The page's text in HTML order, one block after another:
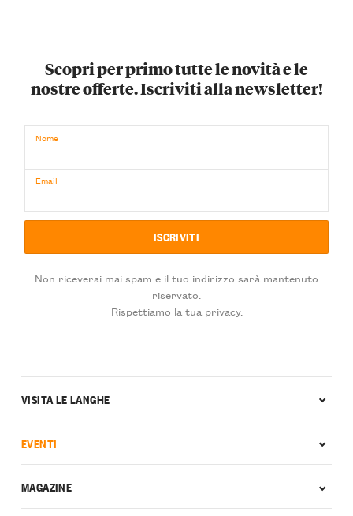
Scopri per primo tutte le novità e le
nostre offerte. Iscriviti alla newsletter!
Nome
Email
Non riceverai mai spam e il tuo indirizzo sarà mantenuto
riservato.
Rispettiamo la tua privacy.
VISITA LE LANGHE
EVENTI
MAGAZINE